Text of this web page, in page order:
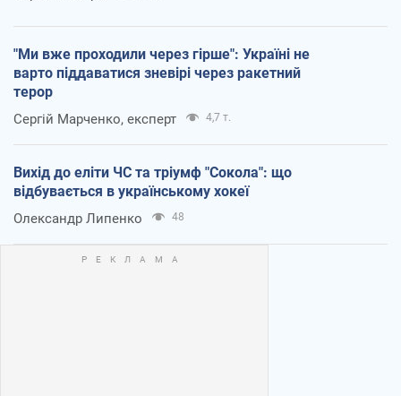
"Ми вже проходили через гірше": Україні не
варто піддаватися зневірі через ракетний
терор
Сергій Марченко, експерт 4,7 т.
Вихід до еліти ЧС та тріумф "Сокола": що
відбувається в українському хокеї
Олександр Липенко 48